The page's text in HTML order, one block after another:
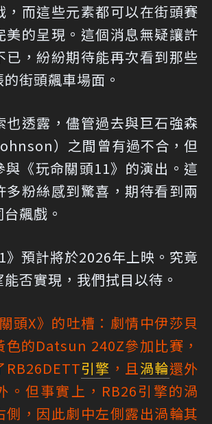
，而這些元素都可以在街頭賽
美的呈現。這個消息無疑讓許
已，紛紛期待能再次看到那些
街頭飆車場面。
也透露，儘管過去與巨石強森
）之間曾有過不合，但
與《玩命關頭11》的演出。這
多粉絲感到驚喜，期待看到兩
飆戲。
》預計將於2026年上映。究竟
否實現，我們拭目以待。
頭X》的吐槽：劇情中伊莎貝
色的Datsun 240Z參加比賽，
RB26DETT引擎 ，且 渦輪還外
。但事實上，RB26引擎的渦
側，因此劇中左側露出渦輪其